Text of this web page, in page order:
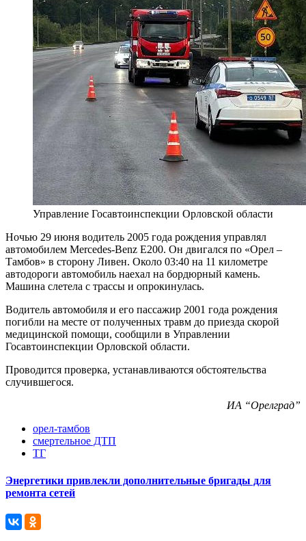
Управление Госавтоинспекции Орловской области
Ночью 29 июня водитель 2005 года рождения управлял
автомобилем Mercedes-Benz E200. Он двигался по «Орел –
Тамбов» в сторону Ливен. Около 03:40 на 11 километре
автодороги автомобиль наехал на бордюрный камень.
Машина слетела с трассы и опрокинулась.
Водитель автомобиля и его пассажир 2001 года рождения
погибли на месте от полученных травм до приезда скорой
медицинской помощи, сообщили в Управлении
Госавтоинспекции Орловской области.
Проводится проверка, устанавливаются обстоятельства
случившегося.
ИА “Орелград”
орел-тамбов
смертельное ДТП
ТГ
Энергетики привлекли дополнительные бригады для
ремонта сетей